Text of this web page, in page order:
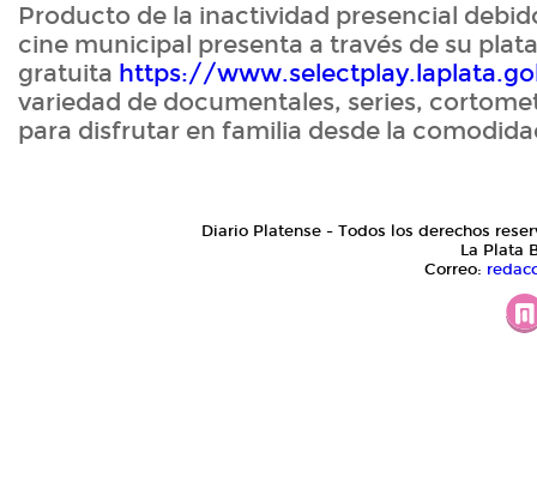
Producto de la inactividad presencial
cine municipal presenta a través de su
gratuita https://
variedad de documentales, series,
para disfrutar en familia desde la
Diario Platense - Todos los derechos
La Plata
Correo: